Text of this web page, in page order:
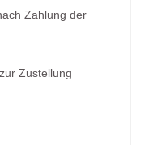
Zahlung der
Zustellung